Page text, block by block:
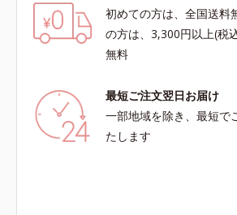
初めての方は、全国送料
の方は、3,300円以上(税
無料
最短ご注文翌日お届け
一部地域を除き、最短で
たします